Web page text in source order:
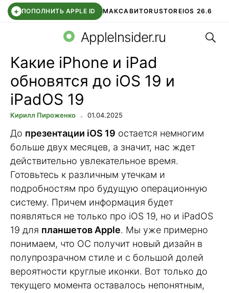
+ ПОПОЛНИТЬ APPLE ID МАКСАВИТОRUSTOREIOS 26.6
СБЕР КИДС ВТБ ОНЛАЙН ЧАТ В ROBLOX
AppleInsider.ru
Какие iPhone и iPad
обновятся до iOS 19 и
iPadOS 19
Кирилл Пироженко 01.04.2025
До презентации iOS 19 остается немногим
больше двух месяцев, а значит, нас ждет
действительно увлекательное время.
Готовьтесь к различным утечкам и
подробностям про будущую операционную
систему. Причем информация будет
появляться не только про iOS 19, но и iPadOS
19 для планшетов Apple. Мы уже примерно
понимаем, что ОС получит новый дизайн в
полупрозрачном стиле и с большой долей
вероятности круглые иконки. Вот только до
текущего момента оставалось непонятным,